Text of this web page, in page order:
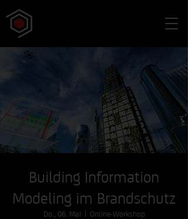
Building Information
Modeling im Brandschutz
Do., 06. Mai
  |
Online-Workshop